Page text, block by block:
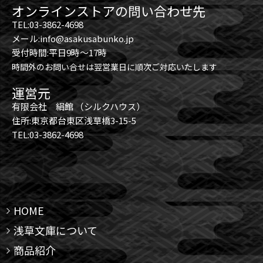
オンラインストアの問い合わせ先
TEL:03-3862-4698
メール:info@asakusabunko.jp
受付時間:平日9時～17時
時間外のお問い合せは翌営業日に順次ご対応いたします
運営元
有限会社 絹館 （シルクハウス）
住所:東京都台東区浅草橋3-15-5
TEL:03-3862-4698
HOME
浅草文庫について
商品紹介